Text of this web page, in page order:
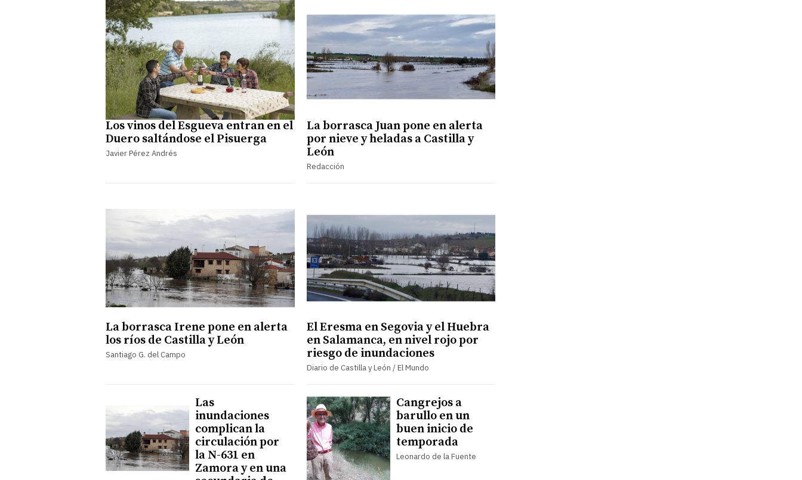
Los vinos del Esgueva entran en el
Duero saltándose el Pisuerga
Javier Pérez Andrés
La borrasca Juan pone en alerta
por nieve y heladas a Castilla y
León
Redacción
La borrasca Irene pone en alerta
los ríos de Castilla y León
Santiago G. del Campo
El Eresma en Segovia y el Huebra
en Salamanca, en nivel rojo por
riesgo de inundaciones
Diario de Castilla y León / El Mundo
Las
inundaciones
complican la
circulación por
la N-631 en
Zamora y en una
Cangrejos a
barullo en un
buen inicio de
temporada
Leonardo de la Fuente